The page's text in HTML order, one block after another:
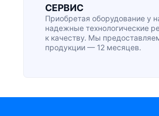
СЕРВИС
Приобретая оборудование у
надежные технологические
к качеству. Мы
продукции — 12 месяцев.